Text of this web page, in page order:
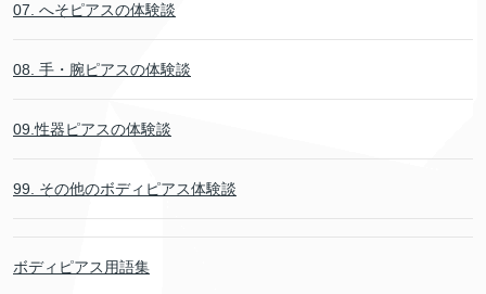
07. へそピアスの体験談
08. 手・腕ピアスの体験談
09.性器ピアスの体験談
99. その他のボディピアス体験談
ボディピアス用語集